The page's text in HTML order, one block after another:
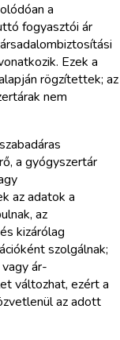
a
fogyasztói ár
Ezek a
rögzítettek; az
nem
a gyógyszertár
az adatok a
az
kizárólag
szolgálnak;
ár-
változhat, ezért a
az adott